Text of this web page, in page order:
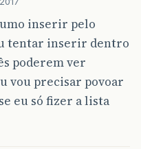
inserir pelo
tentar inserir dentro
poderem ver
vou precisar povoar
eu só fizer a lista